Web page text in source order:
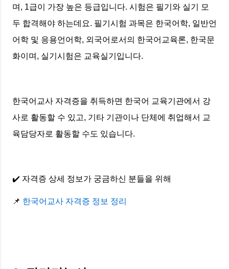
며, 1급이 가장 높은 등급입니다. 시험은 필기와 실기 모
두 합격해야 하는데요. 필기시험 과목은 한국어학, 일반언
어학 및 응용언어학, 외국어로서의 한국어교육론, 한국문
화이며, 실기시험은 교육실기입니다.
한국어교사 자격증을 취득하면 한국어 교육기관에서 강
사로 활동할 수 있고, 기타 기관이나 단체에 취업해서 교
육담당자로 활동할 수도 있습니다.
✔️ 자격증 상세 정보가 궁금하신 분들을 위해
📌 한국어교사 자격증 정보 정리